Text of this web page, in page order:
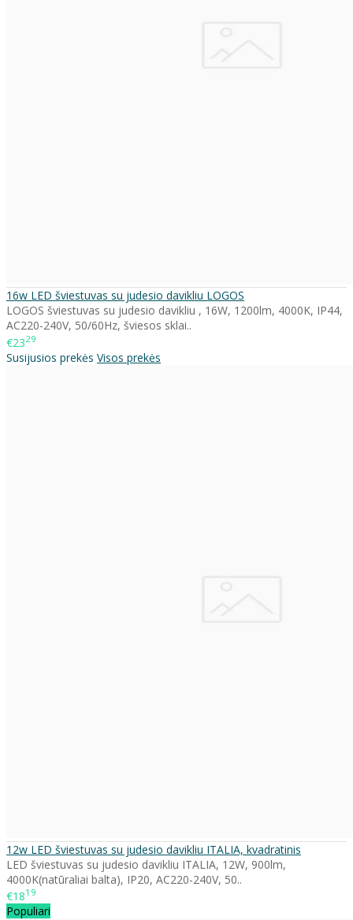
16w LED šviestuvas su judesio davikliu LOGOS
LOGOS šviestuvas su judesio davikliu , 16W, 1200lm, 4000K, IP44,
AC220-240V, 50/60Hz, šviesos sklai..
€2329
Susijusios prekės Visos prekės
12w LED šviestuvas su judesio davikliu ITALIA, kvadratinis
LED šviestuvas su judesio davikliu ITALIA, 12W, 900lm,
4000K(natūraliai balta), IP20, AC220-240V, 50..
€1819
Populiari